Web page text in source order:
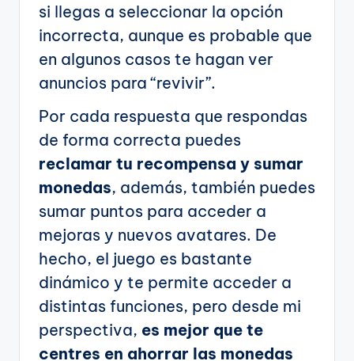
si llegas a seleccionar la opción
incorrecta, aunque es probable que
en algunos casos te hagan ver
anuncios para “revivir”.
Por cada respuesta que respondas
de forma correcta puedes
reclamar tu recompensa y sumar
monedas, además, también puedes
sumar puntos para acceder a
mejoras y nuevos avatares. De
hecho, el juego es bastante
dinámico y te permite acceder a
distintas funciones, pero desde mi
perspectiva, es mejor que te
centres en ahorrar las monedas